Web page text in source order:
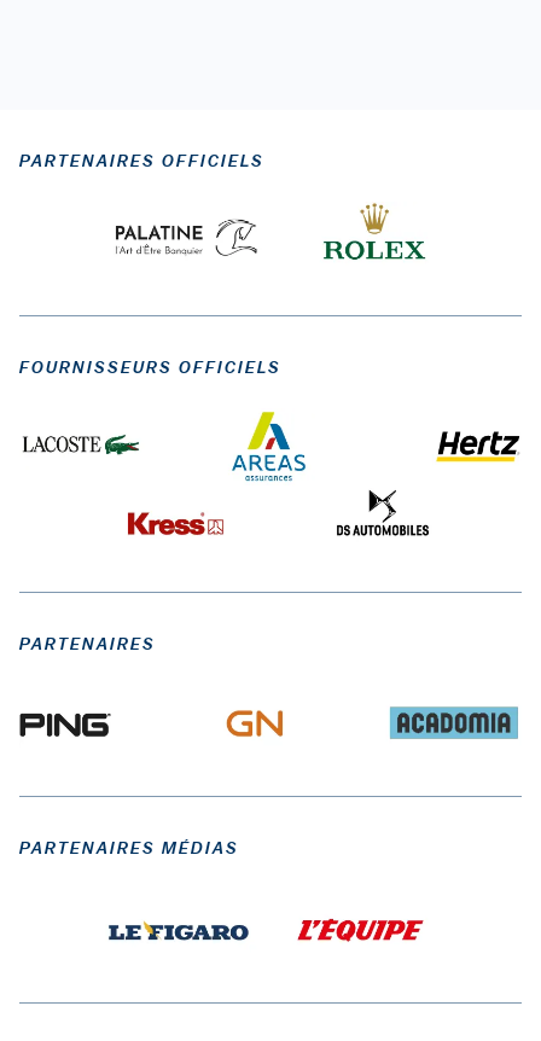
PARTENAIRES OFFICIELS
FOURNISSEURS OFFICIELS
PARTENAIRES
PARTENAIRES MÉDIAS